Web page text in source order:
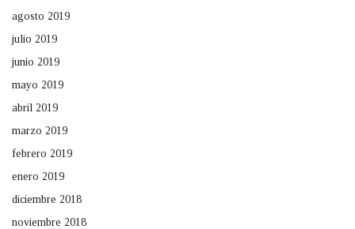
agosto 2019
julio 2019
junio 2019
mayo 2019
abril 2019
marzo 2019
febrero 2019
enero 2019
diciembre 2018
noviembre 2018